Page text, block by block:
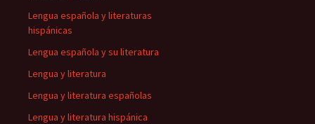
Lengua española y literaturas
hispánicas
Lengua española y su literatura
Lengua y literatura
Lengua y literatura españolas
Lengua y literatura hispánica